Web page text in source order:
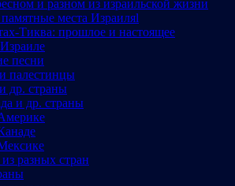
и разном из израильской жизни
места Израиляl
Тиква: прошлое и настоящее
песни
палестинцы
др. страны
и др. страны
разных стран